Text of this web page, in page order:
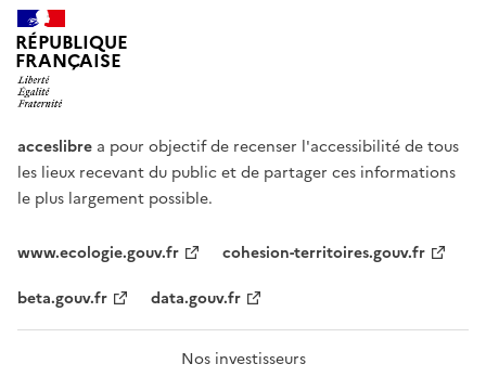
RÉPUBLIQUE
FRANÇAISE
acceslibre a pour objectif de recenser l'accessibilité de tous
les lieux recevant du public et de partager ces informations
le plus largement possible.
www.ecologie.gouv.fr
cohesion-territoires.gouv.fr
beta.gouv.fr
data.gouv.fr
Nos investisseurs